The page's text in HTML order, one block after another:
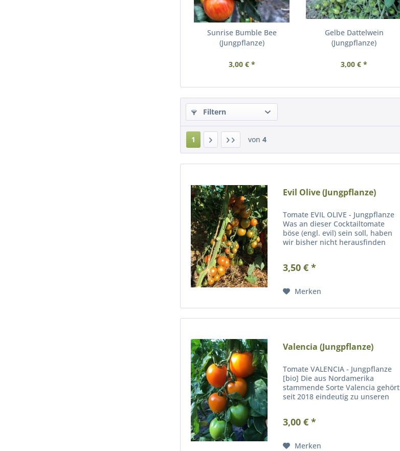
Sunrise Bumble Bee
(Jungpflanze)
3,00 € *
Gelbe Dattelwein
(Jungpflanze)
3,00 € *
Filtern
1 von 4
Evil Olive (Jungpflanze)
Tomate EVIL OLIVE - Jungpflanze
Was an dieser Cocktailtomate
böse (engl. evil) sein soll, haben
wir bisher nicht herausfinden
hat eine noch bösere weiche
3,50 € *
Merken
Valencia (Jungpflanze)
Tomate VALENCIA - Jungpflanze
[bio] Die aus Nordamerika
stammende Sorte Valencia gehört
seit 2018 eindeutig zu unseren
Früchte variieren in der Größe
bis 350...
3,00 € *
Merken